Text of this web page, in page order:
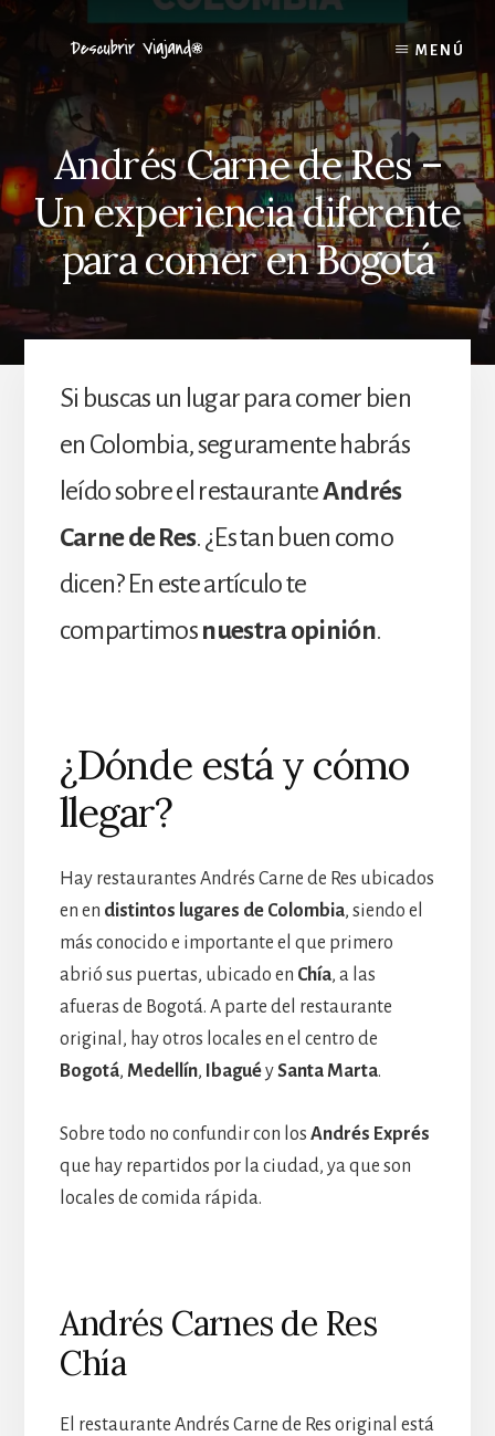
Skip
MENÚ
Andrés Carne de Res –
Un experiencia diferente
para comer en Bogotá
Si buscas un lugar para comer bien
en Colombia, seguramente habrás
leído sobre el restauranteAndrés
Carne de Res. ¿Es tan buen como
dicen? En este artículo te
compartimosnuestra opinión.
¿Dónde está y cómo
llegar?
Hay restaurantes Andrés Carne de Res ubicados
en en distintos lugares de Colombia, siendo el
más conocido e importante el que primero
abrió sus puertas, ubicado en Chía, a las
afueras de Bogotá. A parte del restaurante
original, hay otros locales en el centro de
Bogotá, Medellín, IbaguéySanta Marta.
Sobre todo no confundir con los Andrés Exprés
que hay repartidos por la ciudad, ya que son
locales de comida rápida.
Andrés Carnes de Res
Chía
El restaurante Andrés Carne de Res original está